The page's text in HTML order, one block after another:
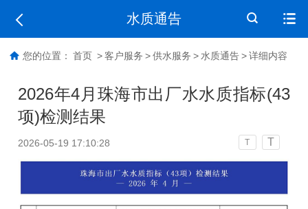
水质通告
您的位置： 首页 > 客户服务 > 供水服务 > 水质通告 > 详细内容
2026年4月珠海市出厂水水质指标(43
项)检测结果
2026-05-19 17:10:28 T T